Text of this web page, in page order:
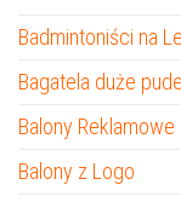
Badmintoniści na
Bagatela duże
Balony Reklamowe
Balony z Logo